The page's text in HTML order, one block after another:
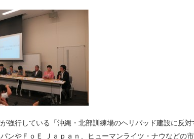
強行している「沖縄・北部訓練場のヘリパッド建設に反対
ンやＦｏＥ Ｊａｐａｎ、ヒューマンライツ・ナウなどの